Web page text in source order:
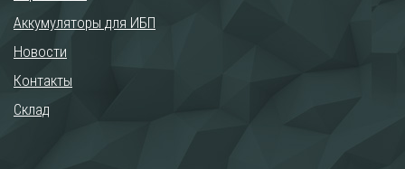
Аккумуляторы для ИБП
Новости
Контакты
Склад